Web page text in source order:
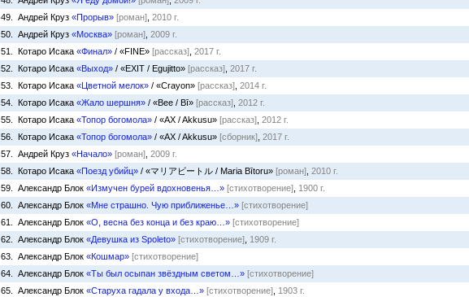
49. Андрей Круз «Прорыв» [роман] 2010 г.
50. Андрей Круз «Москва» [роман] 2009 г.
51. Котаро Исака «Финал» / «FINE» [рассказ] 2017 г.
52. Котаро Исака «Выход» / «EXIT / Egujitto» [рассказ] 2017 г.
53. Котаро Исака «Цветной мелок» / «Crayon» [рассказ] 2014 г.
54. Котаро Исака «Жало шершня» / «Bee / Bī» [рассказ] 2012 г.
55. Котаро Исака «Топор богомола» / «AX / Akkusu» [рассказ] 2012 г.
56. Котаро Исака «Топор богомола» / «AX / Akkusu» [сборник] 2017 г.
57. Андрей Круз «Начало» [роман] 2009 г.
58. Котаро Исака «Поезд убийц» / «マリアビートル / Maria Bītoru» [роман] 2010 г.
59. Александр Блок «Измучен бурей вдохновенья…» [стихотворение] 1900 г.
60. Александр Блок «Мне страшно. Чую приближенье…» [стихотворение]
61. Александр Блок «О, весна без конца и без краю…» [стихотворение]
62. Александр Блок «Девушка из Spoleto» [стихотворение] 1909 г.
63. Александр Блок «Кошмар» [стихотворение]
64. Александр Блок «Ты был осыпан звёздным светом…» [стихотворение]
65. Александр Блок «Старуха гадала у входа…» [стихотворение] 1903 г.